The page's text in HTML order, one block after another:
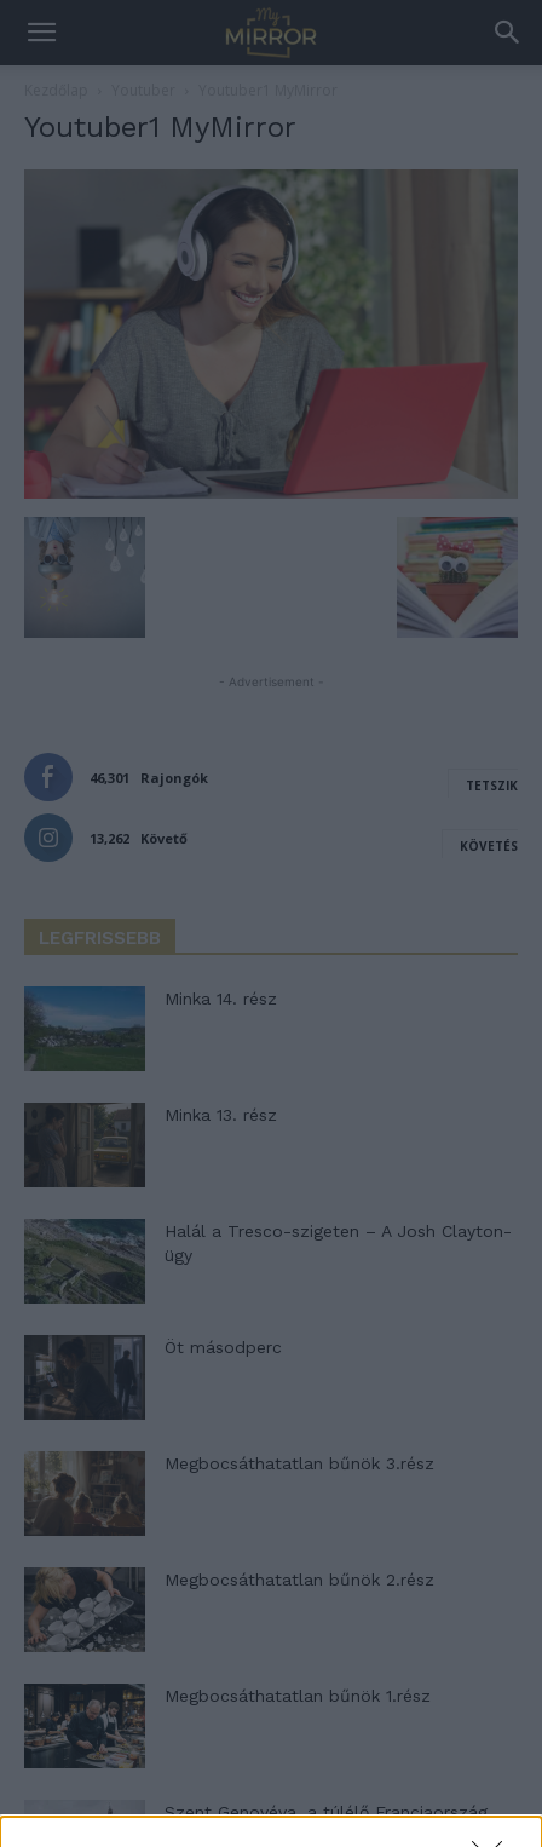
Youtuber1 MyMirror
- Advertisement -
46,301 Rajongók TETSZIK
13,262 Követő KÖVETÉS
LEGFRISSEBB
Minka 14. rész
Minka 13. rész
Halál a Tresco-szigeten – A Josh Clayton-
ügy
Öt másodperc
Megbocsáthatatlan bűnök 3.rész
Megbocsáthatatlan bűnök 2.rész
Megbocsáthatatlan bűnök 1.rész
Szent Genovéva, a túlélő Franciaország